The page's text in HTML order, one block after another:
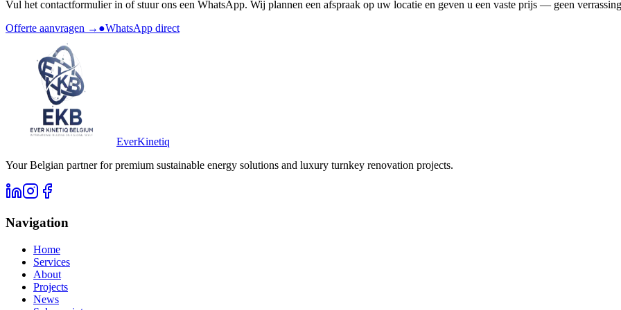
Vul het contactformulier in of stuur ons een WhatsApp. Wij plannen een afspraak op uw locatie en geven u een vaste prijs — geen
Offerte aanvragen → ●WhatsApp direct
EverKinetiq
Your Belgian partner for premium sustainable energy solutions and luxury turnkey renovation projects.
Navigation
Home
Services
About
Projects
News